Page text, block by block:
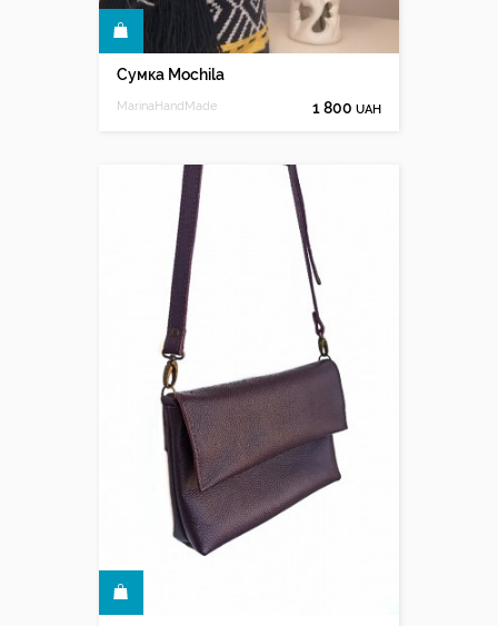
Сумка Mochila
MarinaHandMade 1 800 UAH